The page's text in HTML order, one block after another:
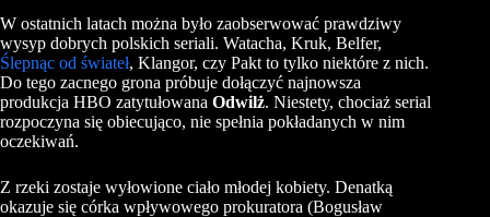
W ostatnich latach można było zaobserwować prawdziwy
wysyp dobrych polskich seriali. Watacha, Kruk, Belfer,
Ślepnąc od świateł, Klangor, czy Pakt to tylko niektóre z nich.
Do tego zacnego grona próbuje dołączyć najnowsza
produkcja HBO zatytułowana Odwilż. Niestety, chociaż serial
rozpoczyna się obiecująco, nie spełnia pokładanych w nim
oczekiwań.
Z rzeki zostaje wyłowione ciało młodej kobiety. Denatką
okazuje się córka wpływowego prokuratora (Bogusław